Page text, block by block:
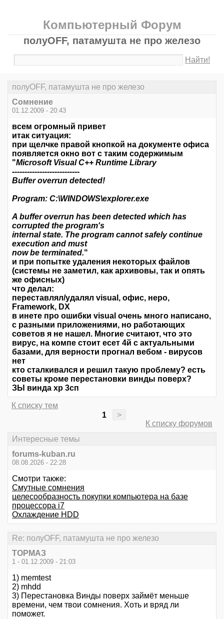
Компьютерный Форум
полуOFF, патамушта не про железо
Найти!
полуOFF, патамушта не про железо
Сомнение
01.12.2009 - 20:43
всем огромный привет
итак ситуация:
при щелчке правой кнопкой на документе офиса
появляется окно вот с таким содержимым
"Microsoft Visual C++ Runtime Library
---------------------------
Buffer overrun detected!
Program: C:\WINDOWS\explorer.exe
A buffer overrun has been detected which has
corrupted the program's
internal state. The program cannot safely continue
execution and must
now be terminated."
и при попытке удаления некоторых файлов
(системы не заметил, как архивовы, так и опять
же офисных)
что делал:
переставлял/удалял visual, офис, неро,
Framework, DX
в инете про ошибки visual очень много написано,
с разными приложениями, но работающих
советов я не нашел. Многие считают, что это
вирус, на компе стоит есет 4й с актуальными
базами, для верности прогнал вебом - вирусов
нет
кто сталкивался и решил такую проблему? есть
советы кроме перестановки винды поверх?
ЗЫ винда хр 3сп
К списку тем
1
>
К списку форумов
Интересные темы
forums-kuban.ru
08.08.2026 - 22:28
Смотри также:
Смутные сомнения
целесообразность покупки компьютера на базе
процессора i7
Охлаждение HDD
Re: полуOFF, патамушта не про железо
ТОРМАЗ
1 - 01.12.2009 - 21:03
1) memtest
2) mhdd
3) Перестановка Винды поверх займёт меньше
времени, чем твои сомнения. Хоть и вряд ли
поможет.